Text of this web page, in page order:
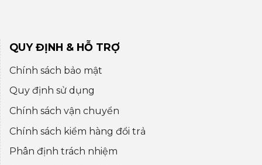
QUY ĐỊNH & HỖ TRỢ
Chính sách bảo mật
Quy định sử dụng
Chính sách vận chuyển
Chính sách kiểm hàng đổi trả
Phân định trách nhiệm